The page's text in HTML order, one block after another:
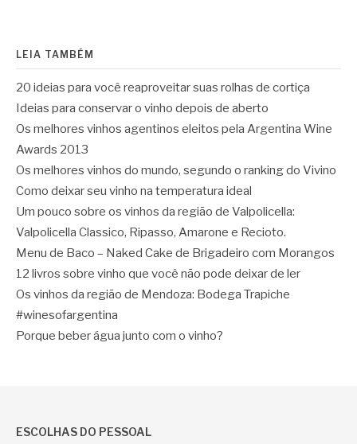
LEIA TAMBÉM
20 ideias para você reaproveitar suas rolhas de cortiça
Ideias para conservar o vinho depois de aberto
Os melhores vinhos agentinos eleitos pela Argentina Wine
Awards 2013
Os melhores vinhos do mundo, segundo o ranking do Vivino
Como deixar seu vinho na temperatura ideal
Um pouco sobre os vinhos da região de Valpolicella:
Valpolicella Classico, Ripasso, Amarone e Recioto.
Menu de Baco – Naked Cake de Brigadeiro com Morangos
12 livros sobre vinho que você não pode deixar de ler
Os vinhos da região de Mendoza: Bodega Trapiche
#winesofargentina
Porque beber água junto com o vinho?
ESCOLHAS DO PESSOAL